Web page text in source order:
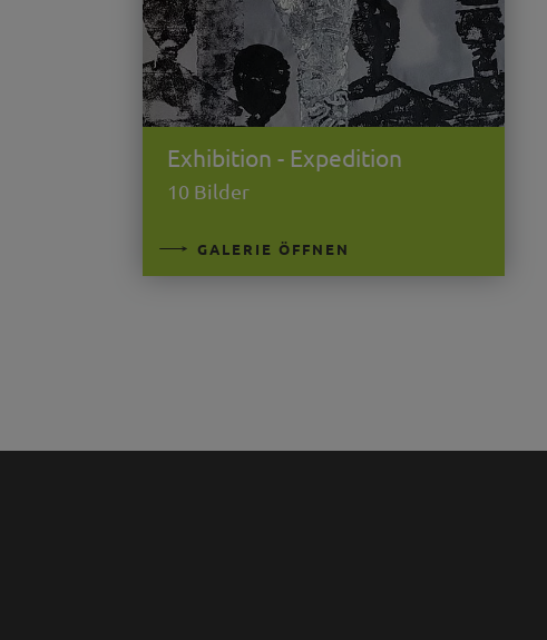
Exhibition - Expedition
10 Bilder
GALERIE ÖFFNEN